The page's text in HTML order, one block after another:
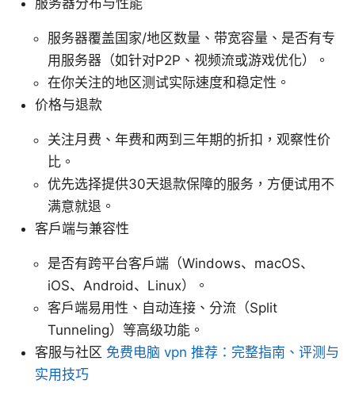
服务器分布与性能
服务器覆盖国家/地区数量、带宽容量、是否有专
用服务器（如针对P2P、视频流或游戏优化）。
在你关注的地区测试实际速度和稳定性。
价格与退款
关注月费、年费和两到三年期的折扣，观察性价
比。
优先选择提供30天退款保障的服务，方便试用不
满意就退。
客户端与兼容性
是否有跨平台客户端（Windows、macOS、
iOS、Android、Linux）。
客户端易用性、自动连接、分流（Split
Tunneling）等高级功能。
客服与社区 免费电脑 vpn 推荐：完整指南、评测与
实用技巧